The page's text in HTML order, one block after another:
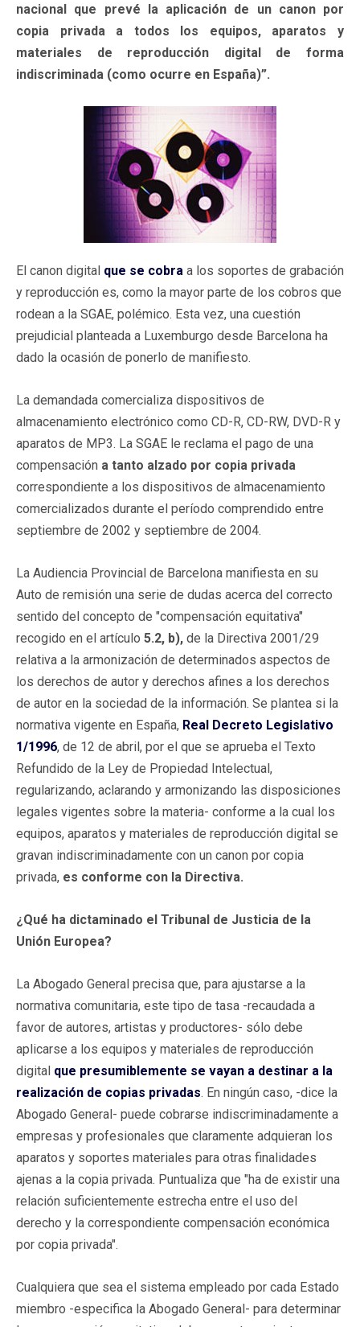
nacional que prevé la aplicación de un canon por
copia privada a todos los equipos, aparatos y
materiales de reproducción digital de forma
indiscriminada (como ocurre en España)”.
El canon digital que se cobra a los soportes de grabación
y reproducción es, como la mayor parte de los cobros que
rodean a la SGAE, polémico. Esta vez, una cuestión
prejudicial planteada a Luxemburgo desde Barcelona ha
dado la ocasión de ponerlo de manifiesto.
La demandada comercializa dispositivos de
almacenamiento electrónico como CD-R, CD-RW, DVD-R y
aparatos de MP3. La SGAE le reclama el pago de una
compensación a tanto alzado por copia privada
correspondiente a los dispositivos de almacenamiento
comercializados durante el período comprendido entre
septiembre de 2002 y septiembre de 2004.
La Audiencia Provincial de Barcelona manifiesta en su
Auto de remisión una serie de dudas acerca del correcto
sentido del concepto de "compensación equitativa"
recogido en el artículo 5.2, b), de la Directiva 2001/29
relativa a la armonización de determinados aspectos de
los derechos de autor y derechos afines a los derechos
de autor en la sociedad de la información. Se plantea si la
normativa vigente en España, Real Decreto Legislativo
1/1996, de 12 de abril, por el que se aprueba el Texto
Refundido de la Ley de Propiedad Intelectual,
regularizando, aclarando y armonizando las disposiciones
legales vigentes sobre la materia- conforme a la cual los
equipos, aparatos y materiales de reproducción digital se
gravan indiscriminadamente con un canon por copia
privada, es conforme con la Directiva.
¿Qué ha dictaminado el Tribunal de Justicia de la
Unión Europea?
La Abogado General precisa que, para ajustarse a la
normativa comunitaria, este tipo de tasa -recaudada a
favor de autores, artistas y productores- sólo debe
aplicarse a los equipos y materiales de reproducción
digital que presumiblemente se vayan a destinar a la
realización de copias privadas. En ningún caso, -dice la
Abogado General- puede cobrarse indiscriminadamente a
empresas y profesionales que claramente adquieran los
aparatos y soportes materiales para otras finalidades
ajenas a la copia privada. Puntualiza que "ha de existir una
relación suficientemente estrecha entre el uso del
derecho y la correspondiente compensación económica
por copia privada".
Cualquiera que sea el sistema empleado por cada Estado
miembro -especifica la Abogado General- para determinar